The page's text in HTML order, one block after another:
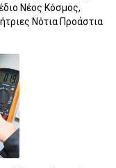
Νέος Κόσμος,
Νότια Προάστια